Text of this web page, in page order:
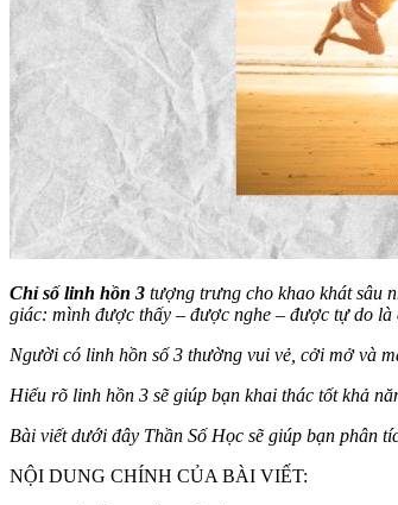
Chỉ số linh hồn 3 tượng trưng cho khao khát sâu
giác: mình được thấy – được nghe – được tự do là
Người có linh hồn số 3 thường vui vẻ, cởi mở và
Hiểu rõ linh hồn 3 sẽ giúp bạn khai thác tốt khả
Bài viết dưới đây Thần Số Học sẽ giúp bạn phân
NỘI DUNG CHÍNH CỦA BÀI VIẾT: